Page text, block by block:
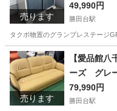
売ります
49,990円
勝田台駅
タクボ物置のグランプレステージ
千葉 八千代市 勝田台駅
売ります
【愛品館
ーズ グレ
79,990円
勝田台駅